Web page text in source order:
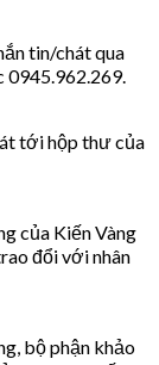
tin/chát qua
0945.962.269.
tới hộp thư của
của Kiến Vàng
đổi với nhân
bộ phận khảo